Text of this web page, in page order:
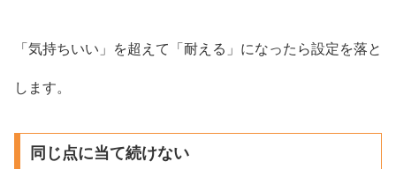
「気持ちいい」を超えて「耐える」になったら設定を落と
します。
同じ点に当て続けない